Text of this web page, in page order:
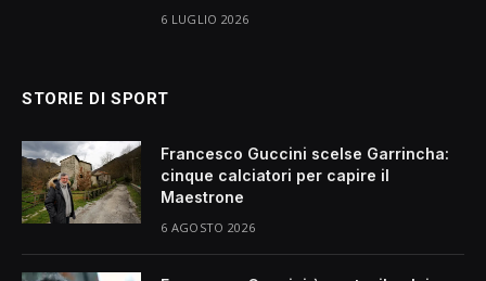
6 LUGLIO 2026
STORIE DI SPORT
Francesco Guccini scelse Garrincha:
cinque calciatori per capire il
Maestrone
6 AGOSTO 2026